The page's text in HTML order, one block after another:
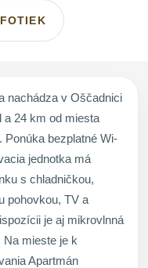
nachádza v Oščadnici
a 24 km od miesta
Ponúka bezplatné Wi-
jednotka má
s chladničkou,
pohovkou, TV a
je aj mikrovlnná
mieste je k
Apartmán